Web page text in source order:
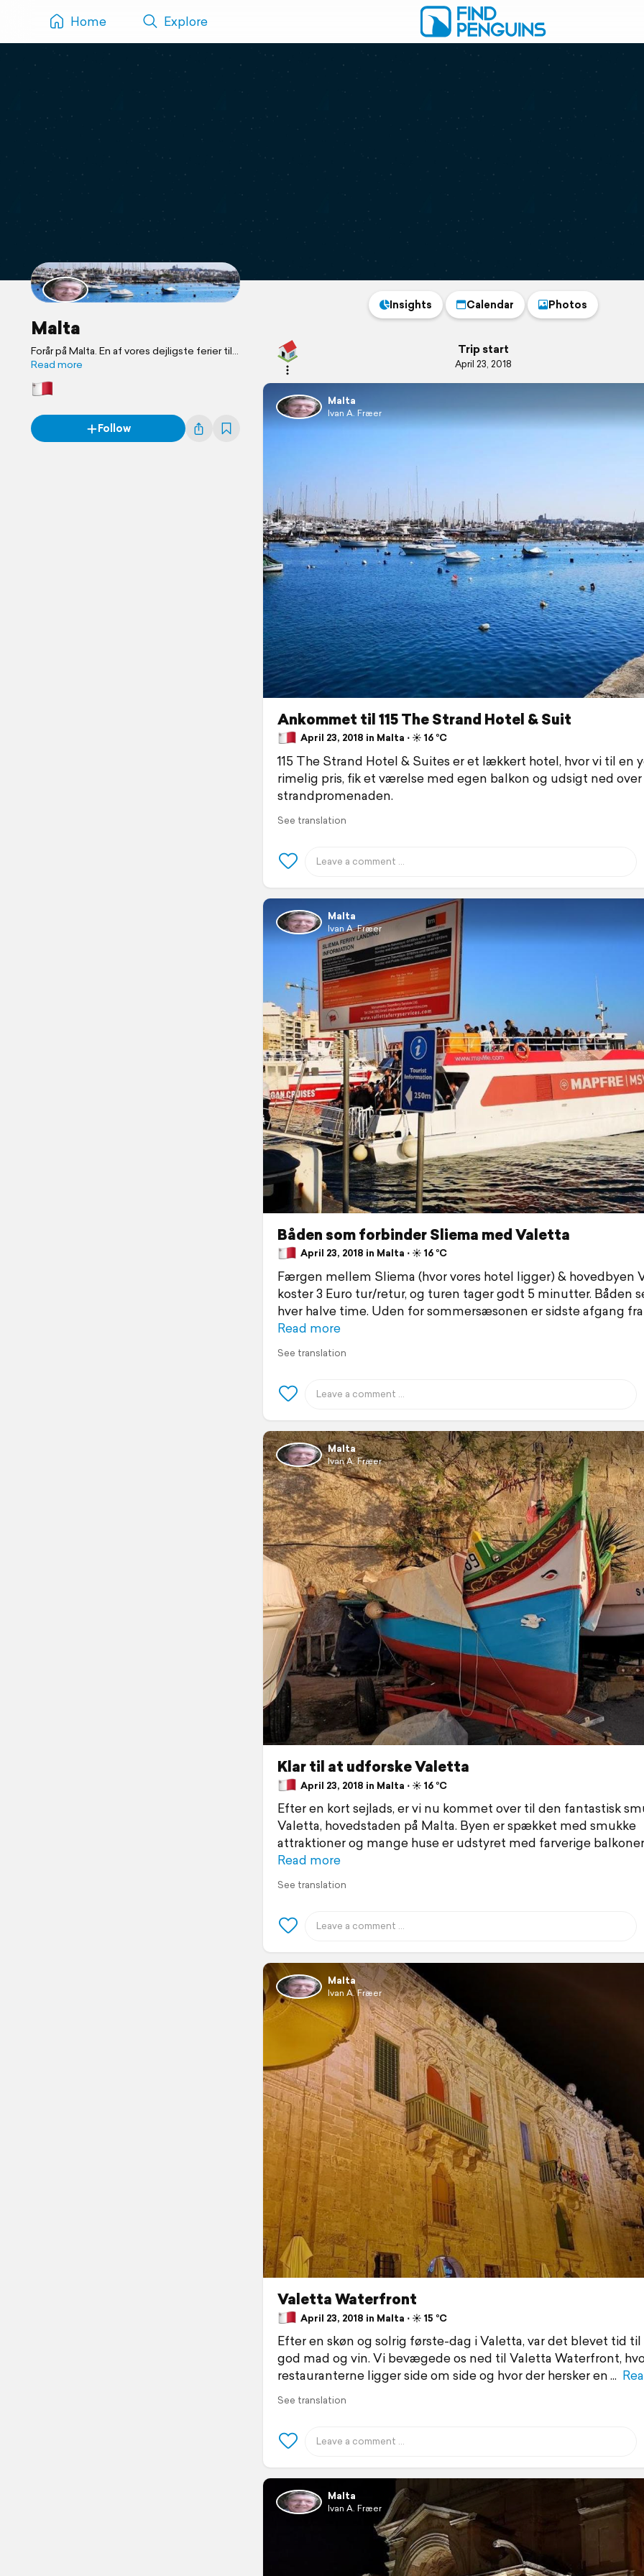
Home Explore
Malta
Forår på Malta. En af vores dejligste ferier til
dato.
Read more
Follow
Insights Calendar Photos
Trip start
April 23, 2018
Malta
Ivan A. Fræer
Ankommet til 115 The Strand Hotel & Suit
April 23, 2018 in Malta ⋅ ☀️ 16 °C
115 The Strand Hotel & Suites er et lækkert hotel, hvor vi til en
rimelig pris, fik et værelse med egen balkon og udsigt ned over
strandpromenaden.
See translation
Malta
Ivan A. Fræer
Båden som forbinder Sliema med Valetta
April 23, 2018 in Malta ⋅ ☀️ 16 °C
Færgen mellem Sliema (hvor vores hotel ligger) & hovedbyen
koster 3 Euro tur/retur, og turen tager godt 5 minutter. Båden
hver halve time. Uden for sommersæsonen er sidste afgang fra
Read more
See translation
Malta
Ivan A. Fræer
Klar til at udforske Valetta
April 23, 2018 in Malta ⋅ ☀️ 16 °C
Efter en kort sejlads, er vi nu kommet over til den fantastisk
Valetta, hovedstaden på Malta. Byen er spækket med smukke
attraktioner og mange huse er udstyret med farverige
Read more
See translation
Malta
Ivan A. Fræer
Valetta Waterfront
April 23, 2018 in Malta ⋅ ☀️ 15 °C
Efter en skøn og solrig første-dag i Valetta, var det blevet tid
god mad og vin. Vi bevægede os ned til Valetta Waterfront,
restauranterne ligger side om side og hvor der hersker en
See translation
Malta
Ivan A. Fræer